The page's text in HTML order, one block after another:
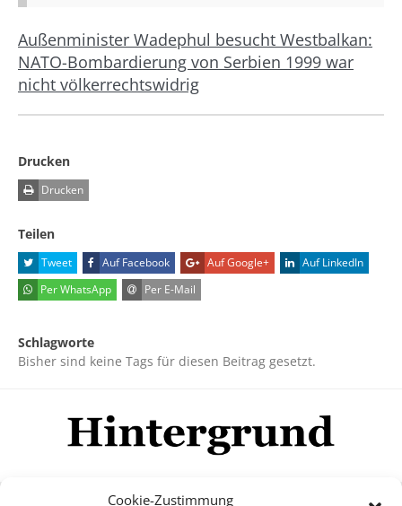
Cookie-Zustimmung
Außenminister Wadephul besucht Westbalkan:
NATO-Bombardierung von Serbien 1999 war
nicht völkerrechtswidrig
Drucken
Drucken
Teilen
Tweet Auf Facebook Auf Google+
Auf LinkedIn
Per WhatsApp
Per E-Mail
Schlagworte
Bisher sind keine Tags für diesen Beitrag gesetzt.